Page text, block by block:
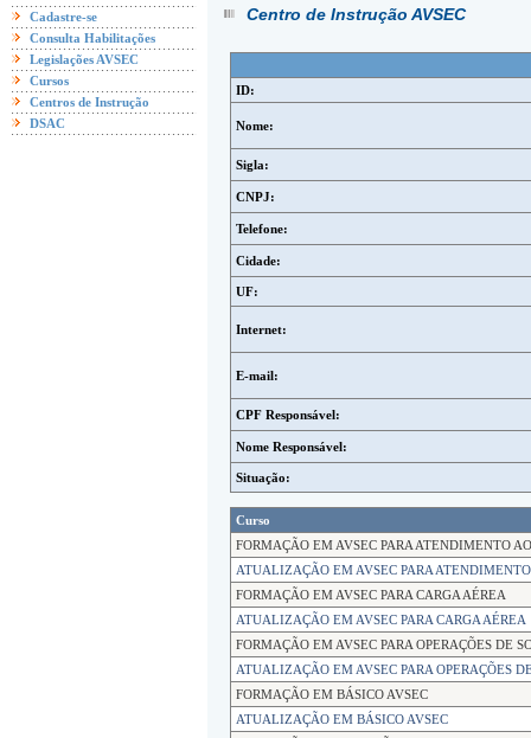
Cadastre-se
Consulta Habilitações
Legislações AVSEC
Cursos
Centros de Instrução
DSAC
Centro de Instrução AVSEC
ID:
Nome:
Sigla:
CNPJ:
Telefone:
Cidade:
UF:
Internet:
E-mail:
CPF Responsável:
Nome Responsável:
Situação:
Curso
FORMAÇÃO EM AVSEC PARA ATENDIMENTO
ATUALIZAÇÃO EM AVSEC PARA
FORMAÇÃO EM AVSEC PARA CARGA AÉREA
ATUALIZAÇÃO EM AVSEC PARA CARGA AÉREA
FORMAÇÃO EM AVSEC PARA OPERAÇÕES DE
ATUALIZAÇÃO EM AVSEC PARA OPERAÇÕES
FORMAÇÃO EM BÁSICO AVSEC
ATUALIZAÇÃO EM BÁSICO AVSEC